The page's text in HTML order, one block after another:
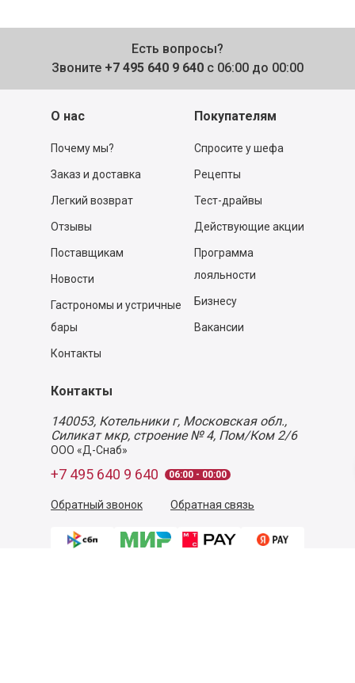
Есть вопросы?
Звоните +7 495 640 9 640 с 06:00 до 00:00
О нас
Почему мы?
Заказ и доставка
Легкий возврат
Отзывы
Поставщикам
Новости
Гастрономы и устричные
бары
Контакты
Покупателям
Спросите у шефа
Рецепты
Тест-драйвы
Действующие акции
Программа
лояльности
Бизнесу
Вакансии
Контакты
140053, Котельники г, Московская обл.,
Силикат мкр, строение № 4, Пом/Ком 2/6
ООО «Д-Снаб»
+7 495 640 9 640 06:00 - 00:00
Обратный звонок Обратная связь